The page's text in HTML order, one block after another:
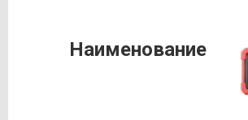
Наименование